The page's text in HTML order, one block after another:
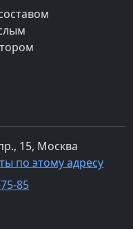
15, Москва
по этому адресу
85